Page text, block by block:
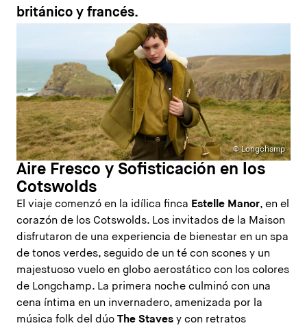
británico y francés.
© Longchamp
Aire Fresco y Sofisticación en los
Cotswolds
El viaje comenzó en la idílica finca Estelle Manor, en el
corazón de los Cotswolds. Los invitados de la Maison
disfrutaron de una experiencia de bienestar en un spa
de tonos verdes, seguido de un té con scones y un
majestuoso vuelo en globo aerostático con los colores
de Longchamp. La primera noche culminó con una
cena íntima en un invernadero, amenizada por la
música folk del dúo The Staves y con retratos